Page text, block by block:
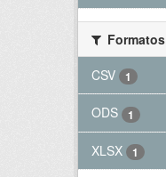
Formatos
CSV
1
ODS 1
XLSX 1